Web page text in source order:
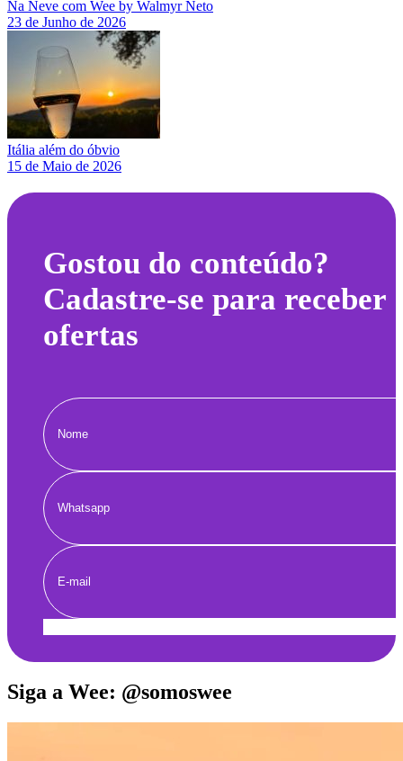
Na Neve com Wee by Walmyr Neto
23 de Junho de 2026
Itália além do óbvio
15 de Maio de 2026
Gostou do conteúdo?
Cadastre-se para receber
ofertas
Siga a Wee: @somoswee